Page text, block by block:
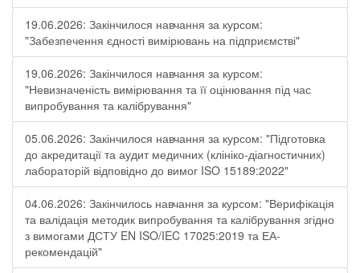
19.06.2026: Закінчилося навчання за курсом:
"Забезпечення єдності вимірювань на підприємстві"
19.06.2026: Закінчилося навчання за курсом:
"Невизначеність вимірювання та її оцінювання під час
випробування та калібрування"
05.06.2026: Закінчилося навчання за курсом: "Підготовка
до акредитації та аудит медичних (клініко-діагностичних)
лабораторій відповідно до вимог ISO 15189:2022"
04.06.2026: Закінчилось навчання за курсом: "Верифікація
та валідація методик випробування та калібрування згідно
з вимогами ДСТУ EN ISO/IEC 17025:2019 та ЕА-
рекомендацій"